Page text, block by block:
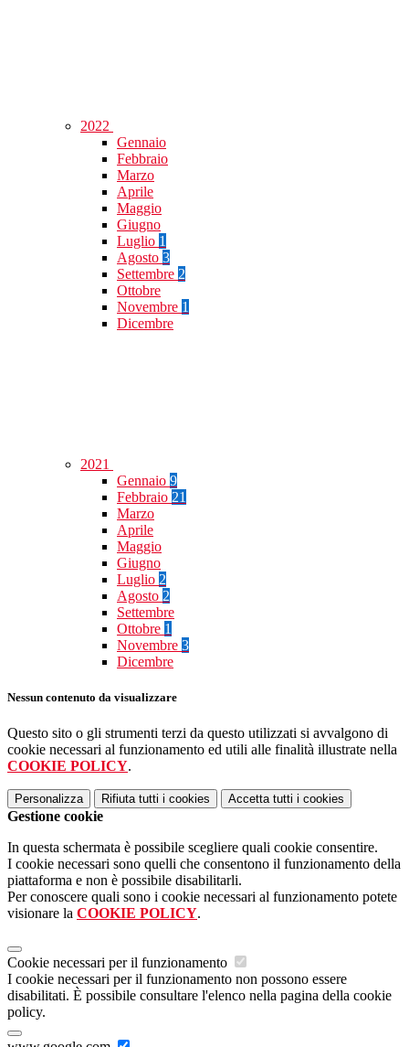
2022
Gennaio
Febbraio
Marzo
Aprile
Maggio
Giugno
Luglio 1
Agosto 3
Settembre 2
Ottobre
Novembre 1
Dicembre
2021
Gennaio 9
Febbraio 21
Marzo
Aprile
Maggio
Giugno
Luglio 2
Agosto 2
Settembre
Ottobre 1
Novembre 3
Dicembre
Nessun contenuto da visualizzare
Questo sito o gli strumenti terzi da questo utilizzati si avvalgono di
cookie necessari al funzionamento ed utili alle finalità illustrate nella
COOKIE POLICY.
Personalizza Rifiuta tutti i cookies Accetta tutti i cookies
Gestione cookie
In questa schermata è possibile scegliere quali cookie consentire.
I cookie necessari sono quelli che consentono il funzionamento della
piattaforma e non è possibile disabilitarli.
Per conoscere quali sono i cookie necessari al funzionamento potete
visionare la COOKIE POLICY.
Cookie necessari per il funzionamento
I cookie necessari per il funzionamento non possono essere
disabilitati. È possibile consultare l'elenco nella pagina della cookie
policy.